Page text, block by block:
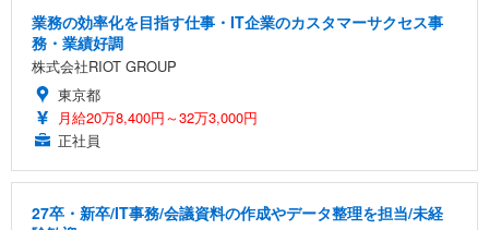
業務の効率化を目指す仕事・IT企業のカスタマーサクセス事
務・業績好調
株式会社RIOT GROUP
東京都
月給20万8,400円～32万3,000円
正社員
27卒・新卒/IT事務/会議資料の作成やデータ整理を担当/未経